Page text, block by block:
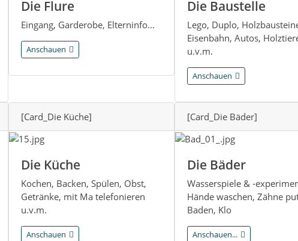
Die Flure
Eingang, Garderobe, Elterninfo...
Anschauen
Die Baustelle
Lego, Duplo,
Eisenbahn, Autos,
u.v.m.
Anschauen
[Card_Die Küche]
Die Küche
Kochen, Backen, Spülen, Obst,
Getränke, mit Ma telefonieren
u.v.m.
Anschauen
[Card_Die Bäder]
Die Bäder
Wasserspiele & -
Hände waschen, Zähne
Baden, Klo
Anschauen...